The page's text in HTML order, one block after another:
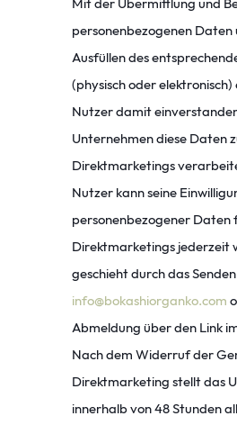
personenbezogenen Daten
Ausfüllen des
(physisch oder
Nutzer damit
Unternehmen diese Daten
Direktmarketings
Nutzer kann seine
personenbezogener Daten
Direktmarketings jederzeit
geschieht durch das
info@bokashiorganko.com
Abmeldung über den Link
Nach dem Widerruf der
Direktmarketing stellt das
innerhalb von 48 Stunden